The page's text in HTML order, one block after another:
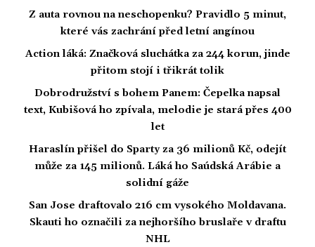
Z auta rovnou na neschopenku? Pravidlo 5 minut,
které vás zachrání před letní angínou
Action láká: Značková sluchátka za 244 korun, jinde
přitom stojí i třikrát tolik
Dobrodružství s bohem Panem: Čepelka napsal
text, Kubišová ho zpívala, melodie je stará přes 400
let
Haraslín přišel do Sparty za 36 milionů Kč, odejít
může za 145 milionů. Láká ho Saúdská Arábie a
solidní gáže
San Jose draftovalo 216 cm vysokého Moldavana.
Skauti ho označili za nejhoršího bruslaře v draftu
NHL